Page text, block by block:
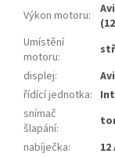
Výkon motoru:
Umístění
motoru:
displej:
řídící jednotka:
snímač
šlapání:
nabíječka: